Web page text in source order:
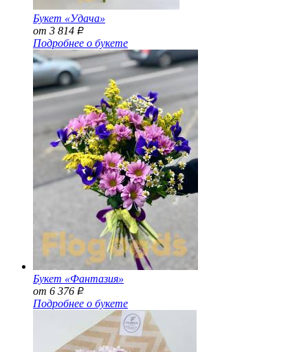
Букет «Удача»
от 3 814 Р
Подробнее о букете
Букет «Фантазия»
от 6 376 Р
Подробнее о букете